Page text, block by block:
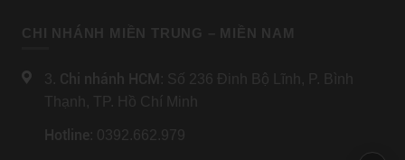
CHI NHÁNH MIỀN TRUNG – MIỀN NAM
3. Chi nhánh HCM : Số 236 Đinh Bộ Lĩnh, P. Bình
Thạnh, TP. Hồ Chí Minh
Hotline: 0392.662.979